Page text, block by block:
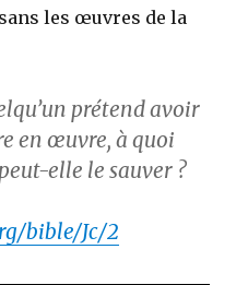
les œuvres de la
prétend avoir
en œuvre, à quoi
elle le sauver ?
bible/Jc/2